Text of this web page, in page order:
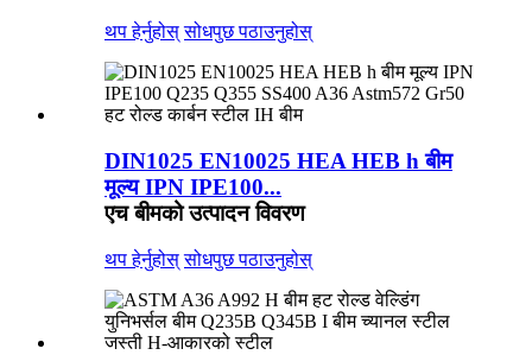
थप हेर्नुहोस् सोधपुछ पठाउनुहोस्
DIN1025 EN10025 HEA HEB h बीम
मूल्य IPN IPE100...
एच बीमको उत्पादन विवरण
थप हेर्नुहोस् सोधपुछ पठाउनुहोस्